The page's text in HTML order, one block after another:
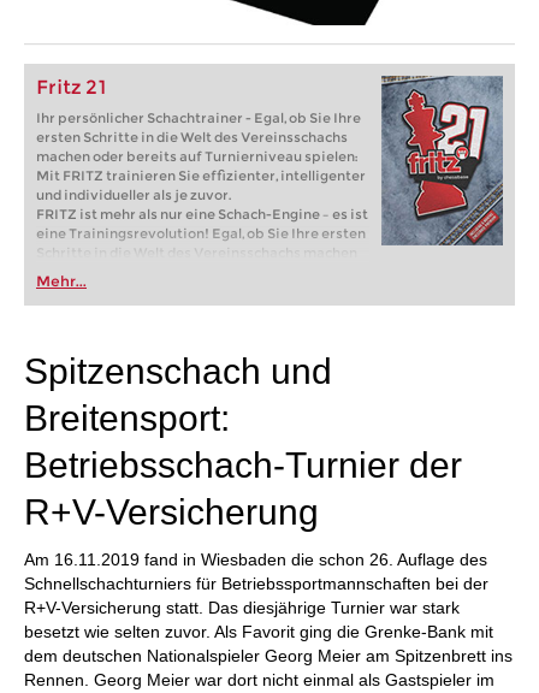
Fritz 21
Ihr persönlicher Schachtrainer - Egal, ob Sie Ihre
ersten Schritte in die Welt des Vereinsschachs
machen oder bereits auf Turnierniveau spielen:
Mit FRITZ trainieren Sie effizienter, intelligenter
und individueller als je zuvor.
FRITZ ist mehr als nur eine Schach-Engine – es ist
eine Trainingsrevolution! Egal, ob Sie Ihre ersten
Schritte in die Welt des Vereinsschachs machen
oder bereits auf Turnierniveau spielen: Mit
FRITZ trainieren Sie effizienter, intelligenter und
individueller als je zuvor.
Mehr...
Spitzenschach und
Breitensport:
Betriebsschach-Turnier der
R+V-Versicherung
Am 16.11.2019 fand in Wiesbaden die schon 26. Auflage des
Schnellschachturniers für Betriebssportmannschaften bei der
R+V-Versicherung statt. Das diesjährige Turnier war stark
besetzt wie selten zuvor. Als Favorit ging die Grenke-Bank mit
dem deutschen Nationalspieler Georg Meier am Spitzenbrett ins
Rennen. Georg Meier war dort nicht einmal als Gastspieler im